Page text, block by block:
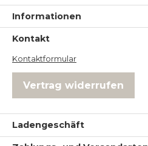
Informationen
Kontakt
Kontaktformular
Vertrag widerrufen
Ladengeschäft